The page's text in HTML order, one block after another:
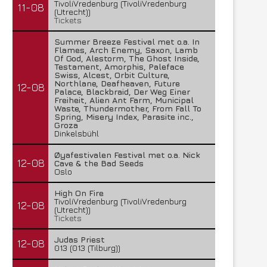
11-08
TivoliVredenburg (TivoliVredenburg
(Utrecht))
Tickets
12-08
Summer Breeze Festival met o.a. In
Flames, Arch Enemy, Saxon, Lamb
Of God, Alestorm, The Ghost Inside,
Testament, Amorphis, Paleface
Swiss, Alcest, Orbit Culture,
Northlane, Deafheaven, Future
Palace, Blackbraid, Der Weg Einer
Freiheit, Alien Ant Farm, Municipal
Waste, Thundermother, From Fall To
Spring, Misery Index, Parasite inc.,
Groza
Dinkelsbühl
12-08
Øyafestivalen Festival met o.a. Nick
Cave & the Bad Seeds
Oslo
12-08
High On Fire
TivoliVredenburg (TivoliVredenburg
(Utrecht))
Tickets
12-08
Judas Priest
013 (013 (Tilburg))